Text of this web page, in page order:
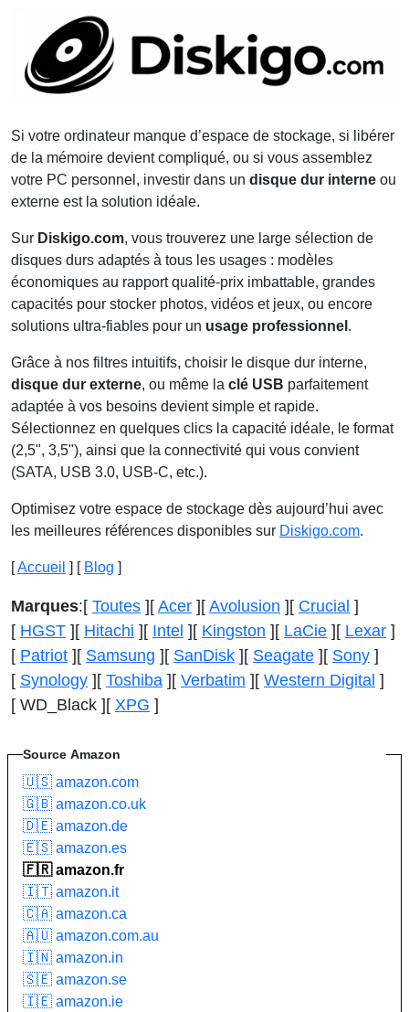
Si votre ordinateur manque d’espace de stockage, si libérer
de la mémoire devient compliqué, ou si vous assemblez
votre PC personnel, investir dans un disque dur interne ou
externe est la solution idéale.
Sur Diskigo.com, vous trouverez une large sélection de
disques durs adaptés à tous les usages : modèles
économiques au rapport qualité-prix imbattable, grandes
capacités pour stocker photos, vidéos et jeux, ou encore
solutions ultra-fiables pour un usage professionnel .
Grâce à nos filtres intuitifs, choisir le disque dur interne,
disque dur externe, ou même la clé USB parfaitement
adaptée à vos besoins devient simple et rapide.
Sélectionnez en quelques clics la capacité idéale, le format
(2,5", 3,5"), ainsi que la connectivité qui vous convient
(SATA, USB 3.0, USB-C, etc.).
Optimisez votre espace de stockage dès aujourd’hui avec
les meilleures références disponibles sur Diskigo.com.
[Accueil ] [ Blog ]
Marques:[ Toutes ][Acer ][Avolusion ][ Crucial ]
[ HGST ][ Hitachi ][ Intel ][ Kingston ][ LaCie ][ Lexar ]
[ Patriot ][ Samsung ][ SanDisk ][ Seagate ][ Sony ]
[ Synology ][ Toshiba ][ Verbatim ][ Western Digital ]
[ WD_Black ][ XPG ]
Source Amazon
🇺🇸 amazon.com
🇬🇧 amazon.co.uk
🇩🇪 amazon.de
🇪🇸 amazon.es
🇫🇷 amazon.fr
🇮🇹 amazon.it
🇨🇦 amazon.ca
🇦🇺 amazon.com.au
🇮🇳 amazon.in
🇸🇪 amazon.se
🇮🇪 amazon.ie